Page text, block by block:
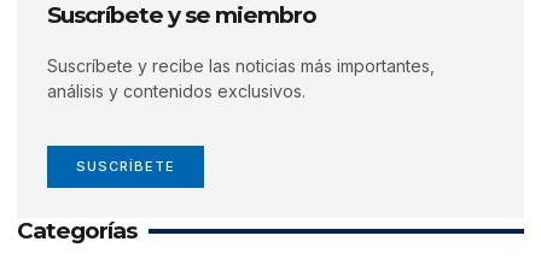
Suscríbete y se miembro
Suscríbete y recibe las noticias más importantes,
análisis y contenidos exclusivos.
SUSCRÍBETE
Categorías